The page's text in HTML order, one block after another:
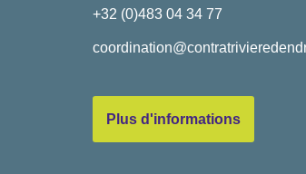
+32 (0)483 04 34 77
Plus d'informations